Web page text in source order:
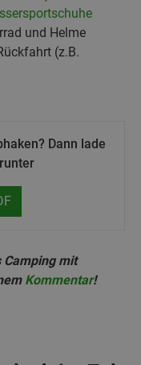
und Helme
(z.B.
Dann lade
Camping mit
Kommentar!